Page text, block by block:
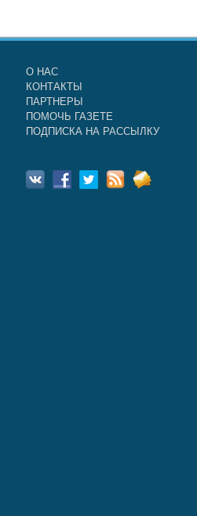
О НАС
КОНТАКТЫ
ПАРТНЕРЫ
ПОМОЧЬ ГАЗЕТЕ
ПОДПИСКА НА РАССЫЛКУ